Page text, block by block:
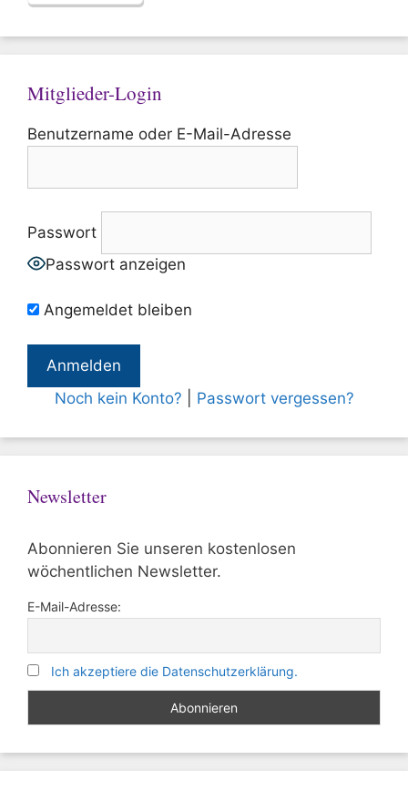
Mitglieder-Login
Benutzername oder E-Mail-Adresse
Passwort
Passwort anzeigen
Angemeldet bleiben
Noch kein Konto? Passwort vergessen?
Newsletter
Abonnieren Sie unseren kostenlosen
wöchentlichen Newsletter.
E-Mail-Adresse:
Ich akzeptiere die Datenschutzerklärung.